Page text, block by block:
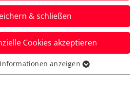
für die
Beginn des Ticketverkaufs
in Wien.
/ Redaktion, 19.12.2024
& schließen
Cookies akzeptieren
werden für grundlegende
anzeigen